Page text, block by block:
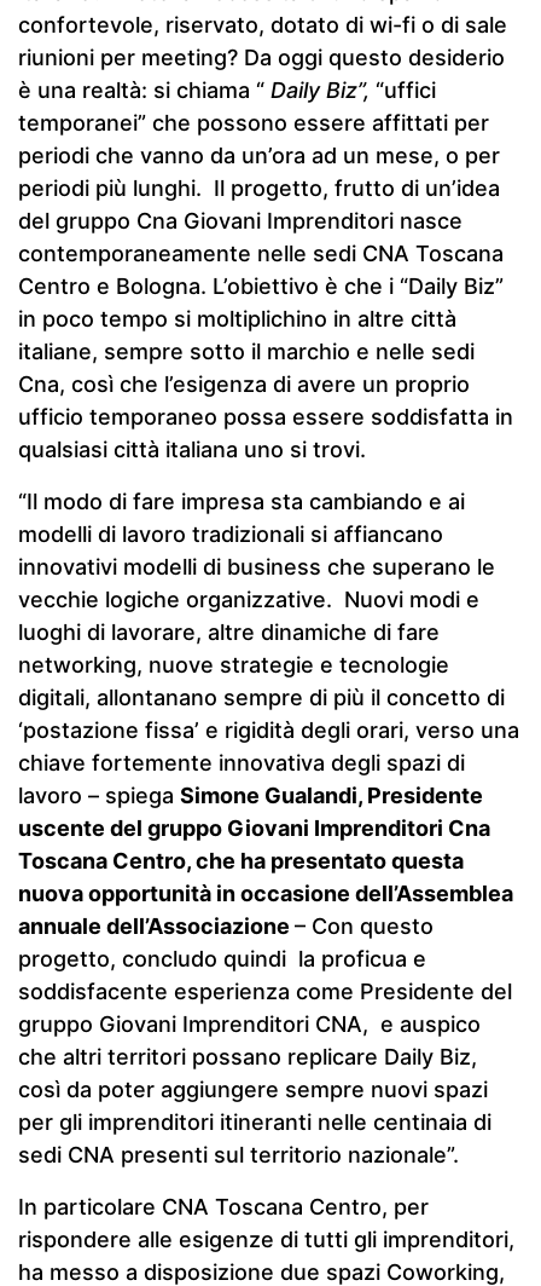
confortevole, riservato, dotato di wi-fi o di sale
riunioni per meeting? Da oggi questo desiderio
è una realtà: si chiama “ Daily Biz”, “uffici
temporanei” che possono essere affittati per
periodi che vanno da un’ora ad un mese, o per
periodi più lunghi. Il progetto, frutto di un’idea
del gruppo Cna Giovani Imprenditori nasce
contemporaneamente nelle sedi CNA Toscana
Centro e Bologna. L’obiettivo è che i “Daily Biz”
in poco tempo si moltiplichino in altre città
italiane, sempre sotto il marchio e nelle sedi
Cna, così che l’esigenza di avere un proprio
ufficio temporaneo possa essere soddisfatta in
qualsiasi città italiana uno si trovi.
“Il modo di fare impresa sta cambiando e ai
modelli di lavoro tradizionali si affiancano
innovativi modelli di business che superano le
vecchie logiche organizzative. Nuovi modi e
luoghi di lavorare, altre dinamiche di fare
networking, nuove strategie e tecnologie
digitali, allontanano sempre di più il concetto di
‘postazione fissa’ e rigidità degli orari, verso una
chiave fortemente innovativa degli spazi di
lavoro – spiega Simone Gualandi, Presidente
uscente del gruppo Giovani Imprenditori Cna
Toscana Centro, che ha presentato questa
nuova opportunità in occasione dell’Assemblea
annuale dell’Associazione – Con questo
progetto, concludo quindi la proficua e
soddisfacente esperienza come Presidente del
gruppo Giovani Imprenditori CNA, e auspico
che altri territori possano replicare Daily Biz,
così da poter aggiungere sempre nuovi spazi
per gli imprenditori itineranti nelle centinaia di
sedi CNA presenti sul territorio nazionale”.
In particolare CNA Toscana Centro, per
rispondere alle esigenze di tutti gli imprenditori,
ha messo a disposizione due spazi Coworking,